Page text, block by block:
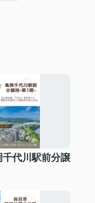
千代川駅前分譲